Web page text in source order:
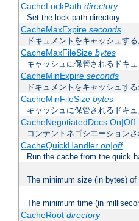
CacheLockPath directory
Set the lock path directory.
CacheMaxExpire seconds
ドキュメントをキャッシュす
CacheMaxFileSize bytes
キャッシュに保管されるドキ
CacheMinExpire seconds
ドキュメントをキャッシュす
CacheMinFileSize bytes
キャッシュに保管されるドキ
CacheNegotiatedDocs On|Off
コンテントネゴシエーション
CacheQuickHandler on|off
Run the cache from the quick
The minimum size (in bytes)
The minimum time (in
CacheRoot directory